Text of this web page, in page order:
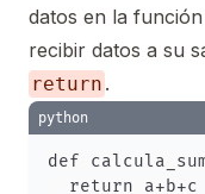
datos en la
recibir datos a su
return .
python
def